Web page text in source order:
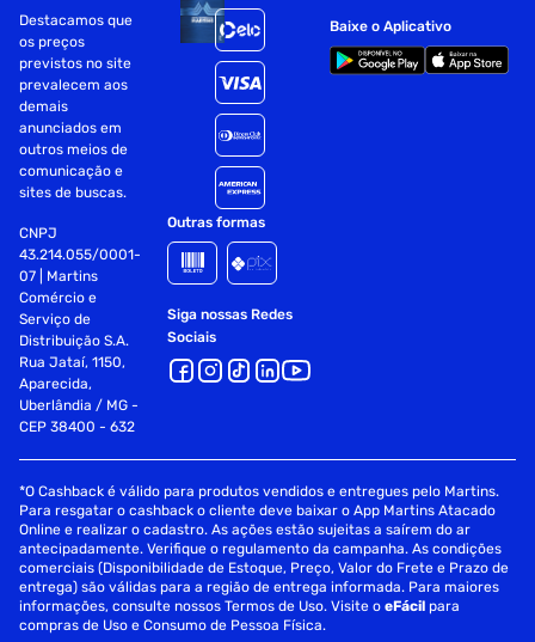
Destacamos que
os preços
previstos no site
prevalecem aos
demais
anunciados em
outros meios de
comunicação e
sites de buscas.
CNPJ
43.214.055/0001-
07 | Martins
Comércio e
Serviço de
Distribuição S.A.
Rua Jataí, 1150,
Aparecida,
Uberlândia / MG -
CEP 38400 - 632
Outras formas
Siga nossas Redes
Sociais
Baixe o Aplicativo
*O Cashback é válido para produtos vendidos e entregues pelo Martins.
Para resgatar o cashback o cliente deve baixar o App Martins Atacado
Online e realizar o cadastro. As ações estão sujeitas a saírem do ar
antecipadamente. Verifique o regulamento da campanha. As condições
comerciais (Disponibilidade de Estoque, Preço, Valor do Frete e Prazo de
entrega) são válidas para a região de entrega informada. Para maiores
informações, consulte nossos Termos de Uso. Visite oeFácil para
compras de Uso e Consumo de Pessoa Física.